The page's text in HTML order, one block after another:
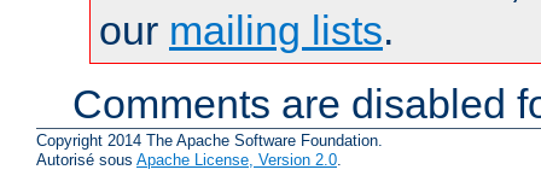
our mailing lists.
Comments are disabled
Copyright 2014 The Apache Software Foundation.
Autorisé sous Apache License, Version 2.0.